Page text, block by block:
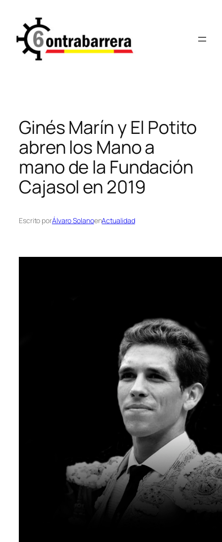
contenido
Ginés Marín y El Potito
abren los Mano a
mano de la Fundación
Cajasol en 2019
Escrito porÁlvaro SolanoenActualidad